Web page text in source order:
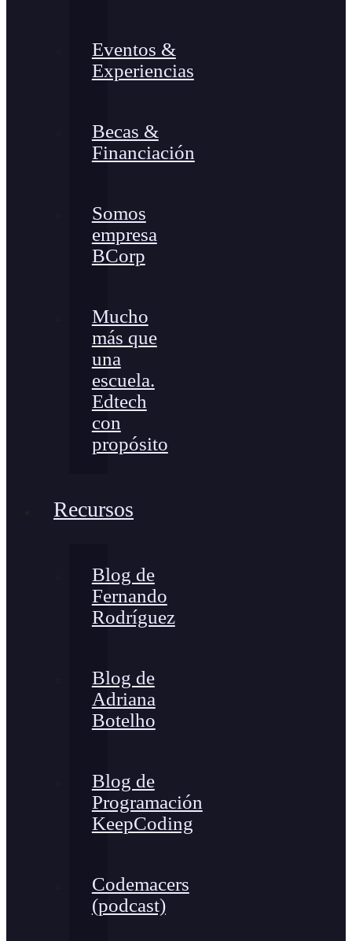
Eventos &
Experiencias
Becas &
Financiación
Somos
empresa
BCorp
Mucho
más que
una
escuela.
Edtech
con
propósito
Recursos
Blog de
Fernando
Rodríguez
Blog de
Adriana
Botelho
Blog de
Programación
KeepCoding
Codemacers
(podcast)